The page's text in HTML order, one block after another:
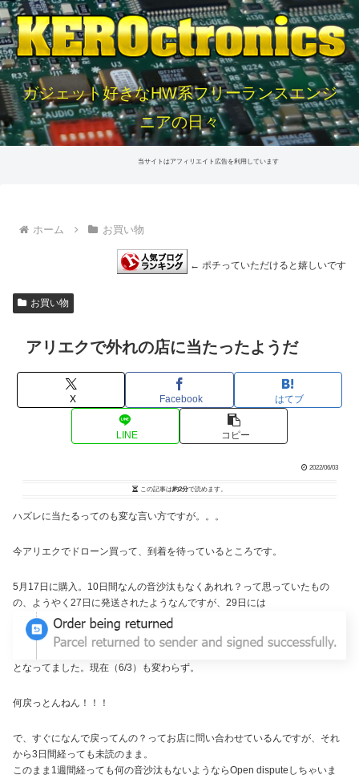
ガジェット好きなHW系フリーランスエンジ
ニアの日々
当サイトはアフィリエイト広告を利用しています
ホーム お買い物
← ポチっていただけると嬉しいです
お買い物
アリエクで外れの店に当たったようだ
X Facebook はてブ
LINE コピー
2022/06/03
この記事は約2分で読めます。
ハズレに当たるってのも変な言い方ですが。。。
今アリエクでドローン買って、到着を待っているところです。
5月17日に購入。10日間なんの音沙汰もなくあれれ？って思っていたもの
の、ようやく27日に発送されたようなんですが、29日には
となってました。現在（6/3）も変わらず。
何戻っとんねん！！！
で、すぐになんで戻ってんの？ってお店に問い合わせているんですが、それ
から3日間経っても未読のまま。
このまま1週間経っても何の音沙汰もないようならOpen disputeしちゃいま